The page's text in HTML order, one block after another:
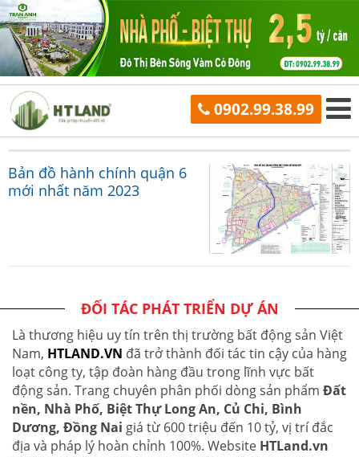
0902.99.38.99
Bản đồ hành chính quận 6
mới nhất năm 2023
ĐỐI TÁC PHÁT TRIỂN DỰ ÁN
Là thương hiệu uy tín trên thị trường bất động sản Việt
Nam, HTLAND.VN đã trở thành đối tác tin cậy của hàng
loạt công ty, tập đoàn hàng đầu trong lĩnh vực bất
động sản. Trang chuyên phân phối dòng sản phẩm Đất
nền, Nhà Phố, Biệt Thự Long An, Củ Chi, Bình
Dương, Đồng Nai giá từ 600 triệu đến 10 tỷ, vị trí đắc
địa và pháp lý hoàn chỉnh 100%. Website HTLand.vn